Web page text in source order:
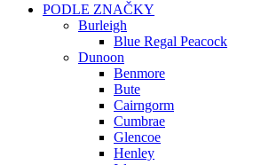
PODLE ZNAČKY
Burleigh
Blue Regal Peacock
Dunoon
Benmore
Bute
Cairngorm
Cumbrae
Glencoe
Henley